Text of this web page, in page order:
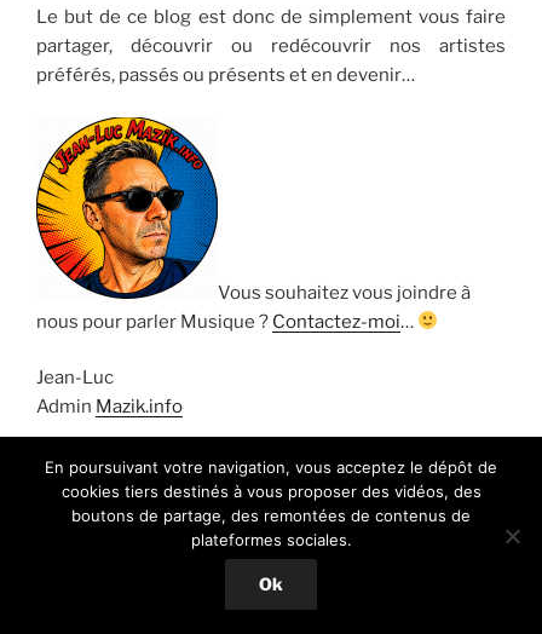
Le but de ce blog est donc de simplement vous faire
partager, découvrir ou redécouvrir nos artistes
préférés, passés ou présents et en devenir…
Vous souhaitez vous joindre à
nous pour parler Musique ? Contactez-moi…
Jean-Luc
Admin Mazik.info
Sitemap|Annuaire web Coodoeil|Retrouvez-nous sur
En poursuivant votre navigation, vous acceptez le dépôt de
cookies tiers destinés à vous proposer des vidéos, des
boutons de partage, des remontées de contenus de
plateformes sociales.
Ok